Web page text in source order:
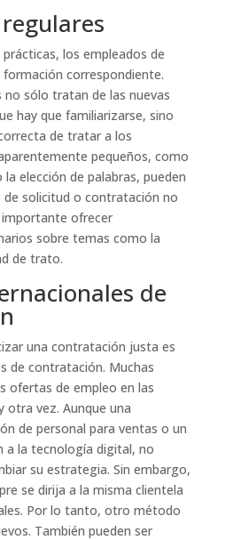
los empleados de
formación correspondiente.
no sólo tratan de las nuevas
hay que familiarizarse, sino
de tratar a los
pequeños, como
elección de palabras, pueden
de solicitud o contratación no
ofrecer
sobre temas como la
de trato.
de
una contratación justa es
de contratación. Muchas
ofertas de empleo en las
otra vez. Aunque una
de personal para ventas o un
a la tecnología digital, no
su estrategia. Sin embargo,
se dirija a la misma clientela
Por lo tanto, otro método
También pueden ser